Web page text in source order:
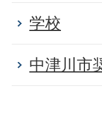
学校
中津川市